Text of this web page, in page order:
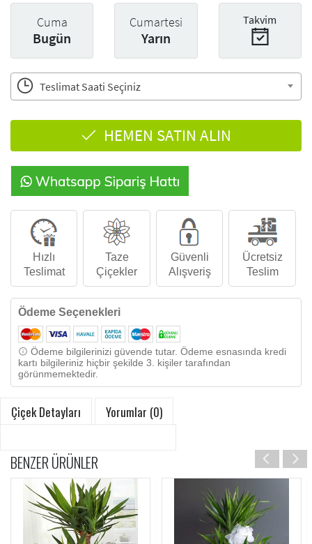
Cuma
Bugün
Cumartesi
Yarın
Takvim
Teslimat Saati Seçiniz
HEMEN SATIN ALIN
Hızlı
Teslimat
Taze
Çiçekler
Güvenli
Alışveriş
Ücretsiz
Teslim
Ödeme Seçenekleri
Ödeme bilgilerinizi güvende tutar. Ödeme esnasında kredi
kartı bilgileriniz hiçbir şekilde 3. kişiler tarafından
görünmemektedir.
Çiçek Detayları Yorumlar (0)
BENZER ÜRÜNLER